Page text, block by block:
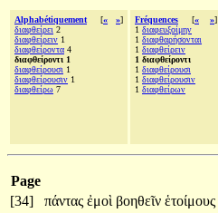
Alphabétiquement [« »]
διαφθείρει 2
διαφθείρειν 1
διαφθείροντα 4
διαφθείροντι 1
διαφθείρουσι 1
διαφθείρουσιν 1
διαφθείρω 7
Fréquences [« »]
1 διαφευξοίμην
1 διαφθαρήσονται
1 διαφθείρειν
1 διαφθείροντι
1 διαφθείρουσι
1 διαφθείρουσιν
1 διαφθείρων
Page
[34]
πάντας ἐμοὶ βοηθεῖν ἑτοίμους